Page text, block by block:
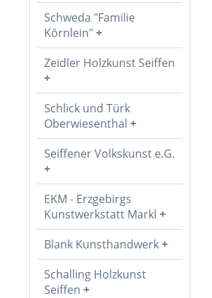
Schweda "Familie
Körnlein"
Zeidler Holzkunst Seiffen
Schlick und Türk
Oberwiesenthal
Seiffener Volkskunst e.G.
EKM - Erzgebirgs
Kunstwerkstatt Markl
Blank Kunsthandwerk
Schalling Holzkunst
Seiffen